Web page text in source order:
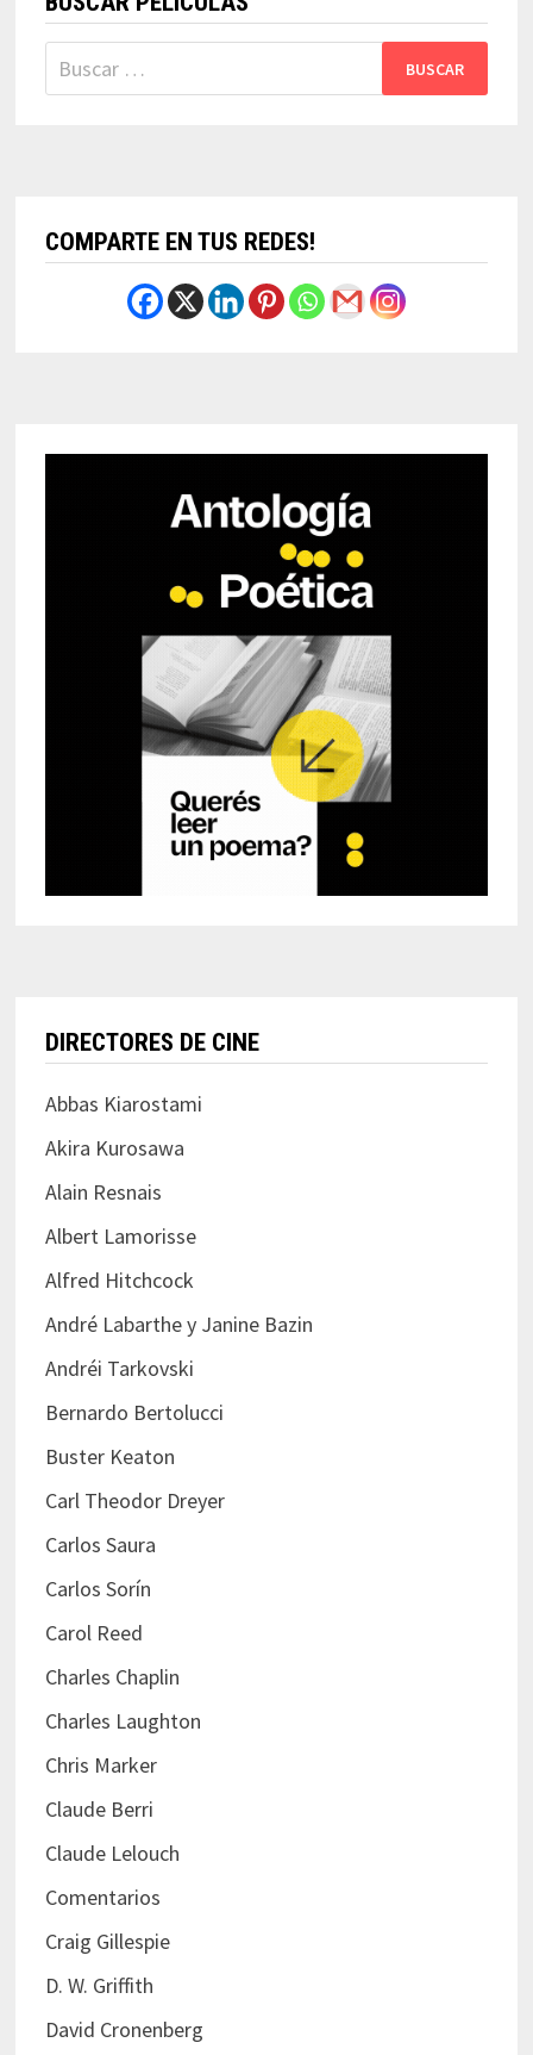
Buscar:
COMPARTE EN TUS REDES!
DIRECTORES DE CINE
Abbas Kiarostami
Akira Kurosawa
Alain Resnais
Albert Lamorisse
Alfred Hitchcock
André Labarthe y Janine Bazin
Andréi Tarkovski
Bernardo Bertolucci
Buster Keaton
Carl Theodor Dreyer
Carlos Saura
Carlos Sorín
Carol Reed
Charles Chaplin
Charles Laughton
Chris Marker
Claude Berri
Claude Lelouch
Comentarios
Craig Gillespie
D. W. Griffith
David Cronenberg